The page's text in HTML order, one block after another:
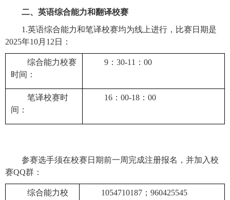
二、英语综合能力和翻译校赛
1.英语综合能力和笔译校赛均为线上进行，比赛日期是
2025年10月12日：
综合能力校赛
时间：
9：30-11：00
笔译校赛时
间：
16：00-18：00
参赛选手须在校赛日期前一周完成注册报名，并加入校
赛QQ群：
综合能力校
1054710187；960425545